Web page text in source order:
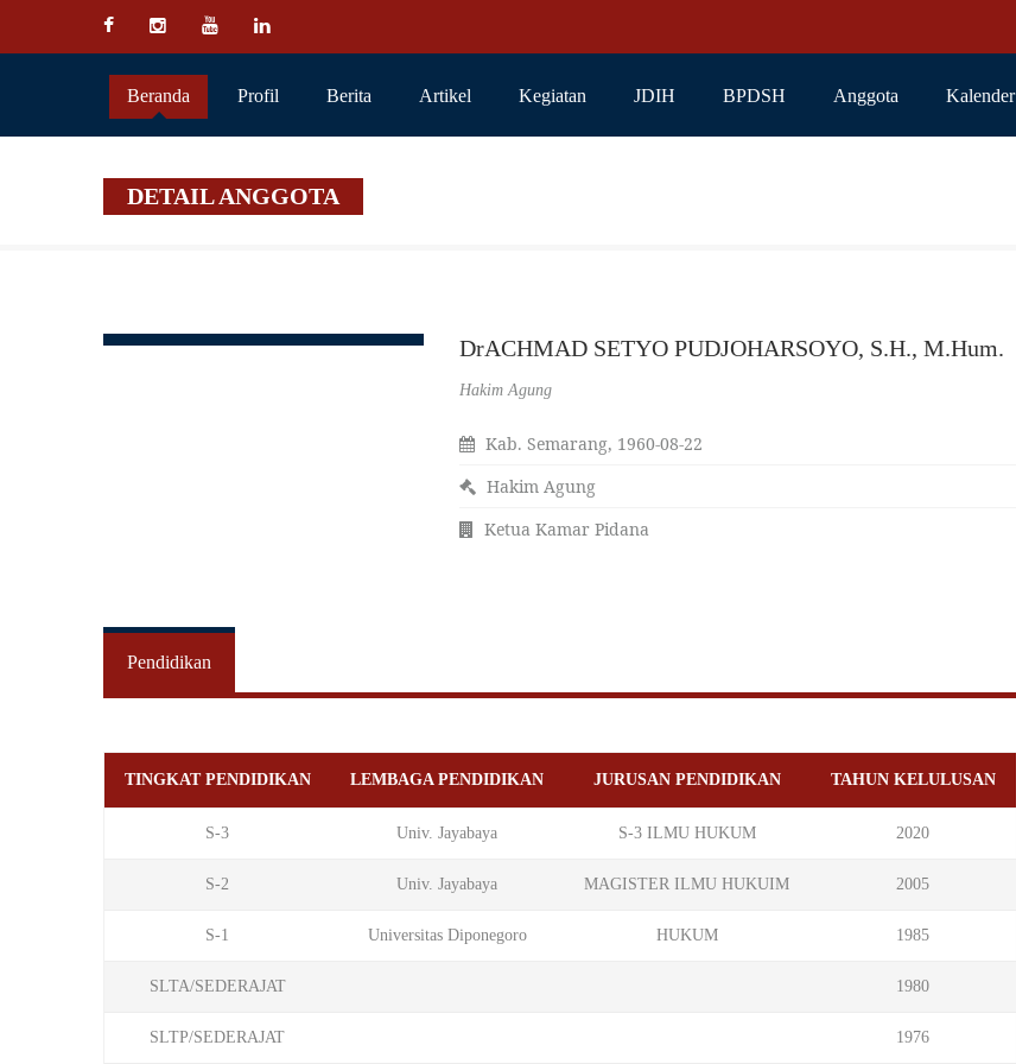
Beranda Profil Berita Artikel Kegiatan JDIH BPDSH Anggota Kalender
DETAIL ANGGOTA
DrACHMAD SETYO PUDJOHARSOYO, S.H., M.Hum.
Hakim Agung
Kab. Semarang, 1960-08-22
Hakim Agung
Ketua Kamar Pidana
Pendidikan
TINGKAT PENDIDIKAN LEMBAGA PENDIDIKAN JURUSAN PENDIDIKAN TAHUN KELULUSAN
S-3 Univ. Jayabaya S-3 ILMU HUKUM 2020
S-2 Univ. Jayabaya MAGISTER ILMU HUKUIM 2005
S-1 Universitas Diponegoro HUKUM 1985
SLTA/SEDERAJAT 1980
SLTP/SEDERAJAT 1976